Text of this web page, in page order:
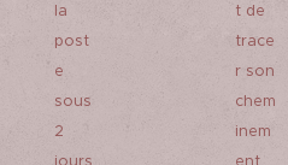
la
post
e
sous
2
t de
trace
r son
chem
inem